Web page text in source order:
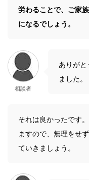
労わることで、ご家
になるでしょう。
相談者
ありがと
ました。
それは良かったです
ますので、無理をせ
ていきましょう。